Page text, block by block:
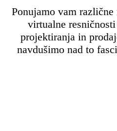
Ponujamo vam
virtualne
projektiranja in
navdušimo nad to